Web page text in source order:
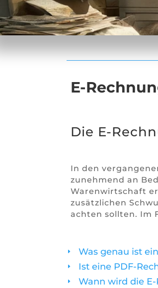
E-
Die E-
In den
zunehmend an
Warenwirtschaft
zusätzlichen
achten sollten. Im
E Was genau ist
E Ist eine PDF-
E Wann wird die